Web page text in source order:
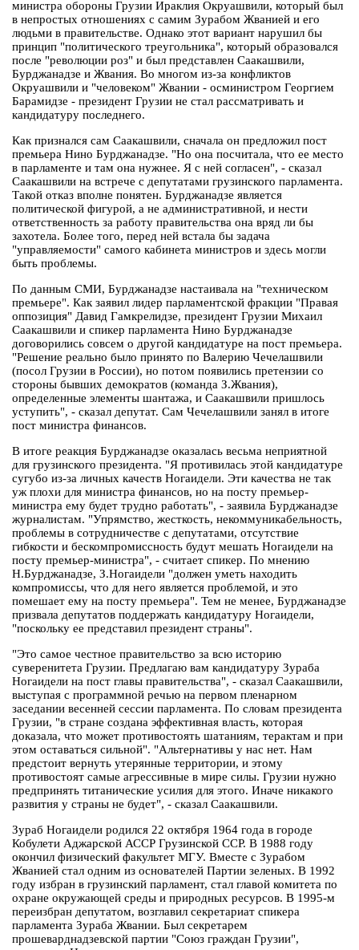
министра обороны Грузии Ираклия Окруашвили, который был
в непростых отношениях с самим Зурабом Жванией и его
людьми в правительстве. Однако этот вариант нарушил бы
принцип "политического треугольника", который образовался
после "революции роз" и был представлен Саакашвили,
Бурджанадзе и Жвания. Во многом из-за конфликтов
Окруашвили и "человеком" Жвании - осминистром Георгием
Барамидзе - президент Грузии не стал рассматривать и
кандидатуру последнего.
Как признался сам Саакашвили, сначала он предложил пост
премьера Нино Бурджанадзе. "Но она посчитала, что ее место
в парламенте и там она нужнее. Я с ней согласен", - сказал
Саакашвили на встрече с депутатами грузинского парламента.
Такой отказ вполне понятен. Бурджанадзе является
политической фигурой, а не административной, и нести
ответственность за работу правительства она вряд ли бы
захотела. Более того, перед ней встала бы задача
"управляемости" самого кабинета министров и здесь могли
быть проблемы.
По данным СМИ, Бурджанадзе настаивала на "техническом
премьере". Как заявил лидер парламентской фракции "Правая
оппозиция" Давид Гамкрелидзе, президент Грузии Михаил
Саакашвили и спикер парламента Нино Бурджанадзе
договорились совсем о другой кандидатуре на пост премьера.
"Решение реально было принято по Валерию Чечелашвили
(посол Грузии в России), но потом появились претензии со
стороны бывших демократов (команда З.Жвания),
определенные элементы шантажа, и Саакашвили пришлось
уступить", - сказал депутат. Сам Чечелашвили занял в итоге
пост министра финансов.
В итоге реакция Бурджанадзе оказалась весьма неприятной
для грузинского президента. "Я противилась этой кандидатуре
сугубо из-за личных качеств Ногаидели. Эти качества не так
уж плохи для министра финансов, но на посту премьер-
министра ему будет трудно работать", - заявила Бурджанадзе
журналистам. "Упрямство, жесткость, некоммуникабельность,
проблемы в сотрудничестве с депутатами, отсутствие
гибкости и бескомпромиссность будут мешать Ногаидели на
посту премьер-министра", - считает спикер. По мнению
Н.Бурджанадзе, З.Ногаидели "должен уметь находить
компромиссы, что для него является проблемой, и это
помешает ему на посту премьера". Тем не менее, Бурджанадзе
призвала депутатов поддержать кандидатуру Ногаидели,
"поскольку ее представил президент страны".
"Это самое честное правительство за всю историю
суверенитета Грузии. Предлагаю вам кандидатуру Зураба
Ногаидели на пост главы правительства", - сказал Саакашвили,
выступая с программной речью на первом пленарном
заседании весенней сессии парламента. По словам президента
Грузии, "в стране создана эффективная власть, которая
доказала, что может противостоять шатаниям, терактам и при
этом оставаться сильной". "Альтернативы у нас нет. Нам
предстоит вернуть утерянные территории, и этому
противостоят самые агрессивные в мире силы. Грузии нужно
предпринять титанические усилия для этого. Иначе никакого
развития у страны не будет", - сказал Саакашвили.
Зураб Ногаидели родился 22 октября 1964 года в городе
Кобулети Аджарской АССР Грузинской ССР. В 1988 году
окончил физический факультет МГУ. Вместе с Зурабом
Жванией стал одним из основателей Партии зеленых. В 1992
году избран в грузинский парламент, стал главой комитета по
охране окружающей среды и природных ресурсов. В 1995-м
переизбран депутатом, возглавил секретариат спикера
парламента Зураба Жвании. Был секретарем
прошеварднадзевской партии "Союз граждан Грузии",